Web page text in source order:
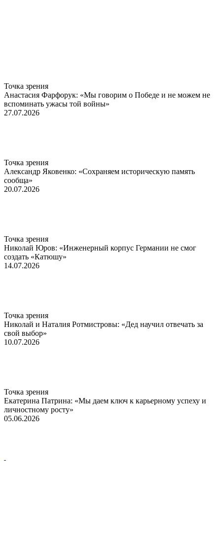
Точка зрения
Анастасия Фарфорук: «Мы говорим о Победе и не можем не
вспоминать ужасы той войны»
27.07.2026
Точка зрения
Александр Яковенко: «Сохраняем историческую память
сообща»
20.07.2026
Точка зрения
Николай Юров: «Инженерный корпус Германии не смог
создать «Катюшу»
14.07.2026
Точка зрения
Николай и Наталия Ротмистровы: «Дед научил отвечать за
свой выбор»
10.07.2026
Точка зрения
Екатерина Патрина: «Мы даем ключ к карьерному успеху и
личностному росту»
05.06.2026